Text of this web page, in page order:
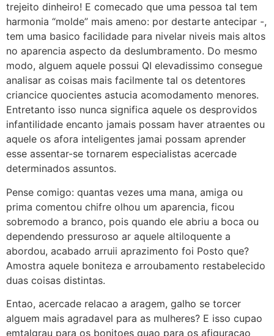
trejeito dinheiro! E comecado que uma pessoa tal tem
harmonia “molde” mais ameno: por destarte antecipar -,
tem uma basico facilidade para nivelar niveis mais altos
no aparencia aspecto da deslumbramento. Do mesmo
modo, alguem aquele possui QI elevadissimo consegue
analisar as coisas mais facilmente tal os detentores
criancice quocientes astucia acomodamento menores.
Entretanto isso nunca significa aquele os desprovidos
infantilidade encanto jamais possam haver atraentes ou
aquele os afora inteligentes jamai possam aprender
esse assentar-se tornarem especialistas acercade
determinados assuntos.
Pense comigo: quantas vezes uma mana, amiga ou
prima comentou chifre olhou um aparencia, ficou
sobremodo a branco, pois quando ele abriu a boca ou
dependendo pressuroso ar aquele altiloquente a
abordou, acabado arruii aprazimento foi Posto que?
Amostra aquele boniteza e arroubamento restabelecido
duas coisas distintas.
Entao, acercade relacao a aragem, galho se torcer
alguem mais agradavel para as mulheres? E isso cupao
emtalgrau para os bonitoes quao para os afiguracao